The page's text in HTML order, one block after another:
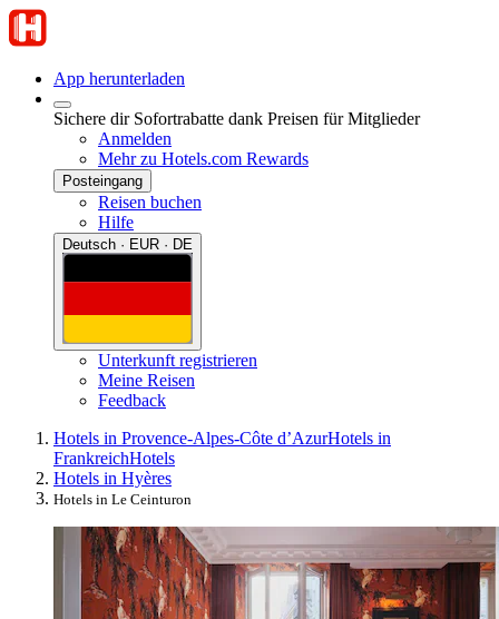
App herunterladen
Sichere dir Sofortrabatte dank Preisen für Mitglieder
Anmelden
Mehr zu Hotels.com Rewards
Posteingang
Reisen buchen
Hilfe
Deutsch · EUR · DE
Unterkunft registrieren
Meine Reisen
Feedback
Hotels in Provence-Alpes-Côte d’AzurHotels in
FrankreichHotels
Hotels in Hyères
Hotels in Le Ceinturon